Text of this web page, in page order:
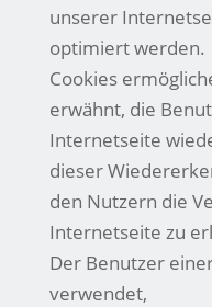
unserer
optimiert werden.
Cookies
erwähnt, die
Internetseite
dieser
den Nutzern die
Internetseite zu
Der Benutzer
verwendet,